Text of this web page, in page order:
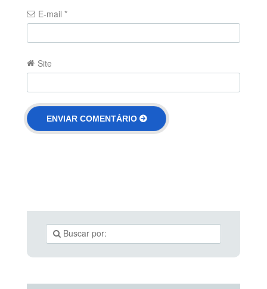
E-mail *
Site